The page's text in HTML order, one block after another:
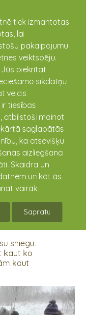
tiek izmantotas
lai
pakalpojumu
veiktspēju.
piekrītat
sīkdatņu
veicis
tiesības
atbilstoši mainot
saglabātās
ka atsevišķu
aizliegšana
Skaidra un
un kāt ās
vairāk.
Sapratu
sniegu.
kaut ko
kaut